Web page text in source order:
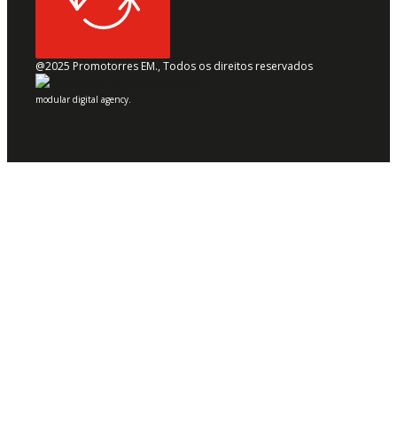
@2025 Promotorres EM., Todos os direitos reservados
modular digital agency.